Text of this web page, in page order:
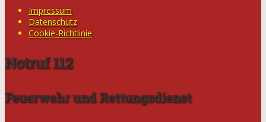
Impressum
Datenschutz
Cookie-Richtlinie
Notruf 112
Feuerwehr und Rettungsdienst